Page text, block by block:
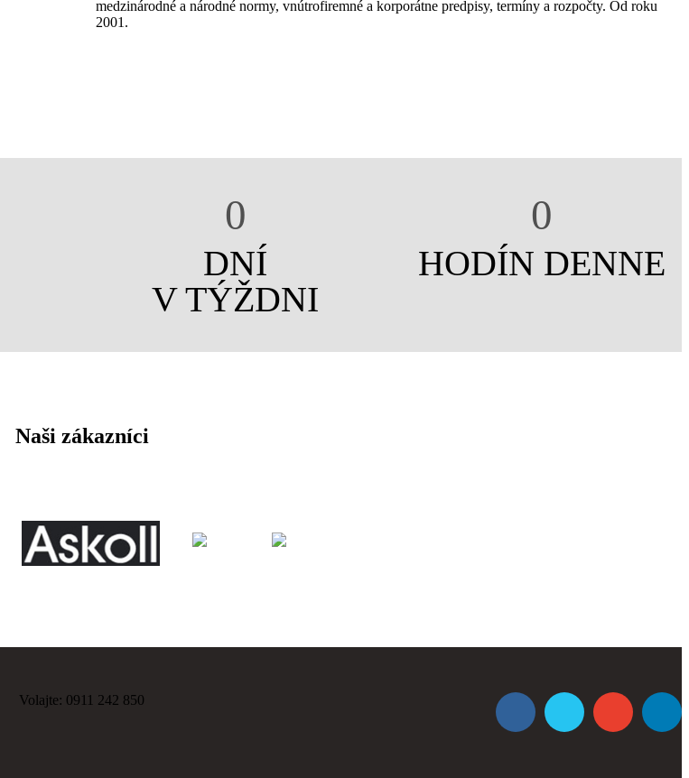
medzinárodné a národné normy, vnútrofiremné a korporátne predpisy, termíny a rozpočty. Od roku
2001.
0
DNÍ
V TÝŽDNI
0
HODÍN DENNE
Naši zákazníci
Volajte: 0911 242 850